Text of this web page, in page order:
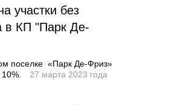
участки без
в КП "Парк Де-
поселке «Парк Де-Фриз»
27 марта 2023 года